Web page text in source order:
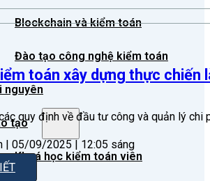
Blockchain và kiểm toán
Đào tạo công nghệ kiểm toán
nguyên
tạo
Khoá học kiểm toán viên
toán xây dựng thực chiến
quy định về đầu tư công và quản lý chi
| 05/09/2025 | 12:05 sáng